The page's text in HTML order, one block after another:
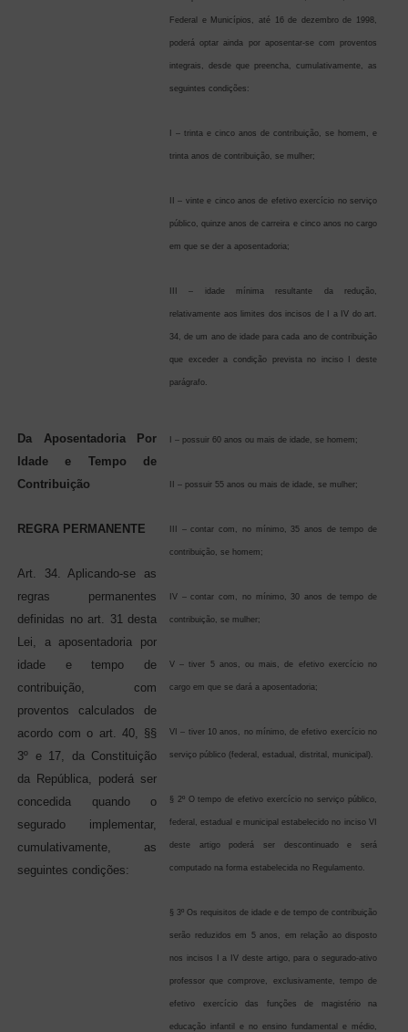
Federal e Municípios, até 16 de dezembro de 1998,
poderá optar ainda por aposentar-se com proventos
integrais, desde que preencha, cumulativamente, as
seguintes condições:
I – trinta e cinco anos de contribuição, se homem, e
trinta anos de contribuição, se mulher;
II – vinte e cinco anos de efetivo exercício no serviço
público, quinze anos de carreira e cinco anos no cargo
em que se der a aposentadoria;
III – idade mínima resultante da redução,
relativamente aos limites dos incisos de I a IV do art.
34, de um ano de idade para cada ano de contribuição
que exceder a condição prevista no inciso I deste
parágrafo.
Da Aposentadoria Por
Idade e Tempo de
Contribuição
REGRA PERMANENTE
Art. 34. Aplicando-se as
regras permanentes
definidas no art. 31 desta
Lei, a aposentadoria por
idade e tempo de
contribuição, com
proventos calculados de
acordo com o art. 40, §§
3º e 17, da Constituição
da República, poderá ser
concedida quando o
segurado implementar,
cumulativamente, as
seguintes condições:
I – possuir 60 anos ou mais de idade, se homem;
II – possuir 55 anos ou mais de idade, se mulher;
III – contar com, no mínimo, 35 anos de tempo de
contribuição, se homem;
IV – contar com, no mínimo, 30 anos de tempo de
contribuição, se mulher;
V – tiver 5 anos, ou mais, de efetivo exercício no
cargo em que se dará a aposentadoria;
VI – tiver 10 anos, no mínimo, de efetivo exercício no
serviço público (federal, estadual, distrital, municipal).
§ 2º O tempo de efetivo exercício no serviço público,
federal, estadual e municipal estabelecido no inciso VI
deste artigo poderá ser descontinuado e será
computado na forma estabelecida no Regulamento.
§ 3º Os requisitos de idade e de tempo de contribuição
serão reduzidos em 5 anos, em relação ao disposto
nos incisos I a IV deste artigo, para o segurado-ativo
professor que comprove, exclusivamente, tempo de
efetivo exercício das funções de magistério na
educação infantil e no ensino fundamental e médio,